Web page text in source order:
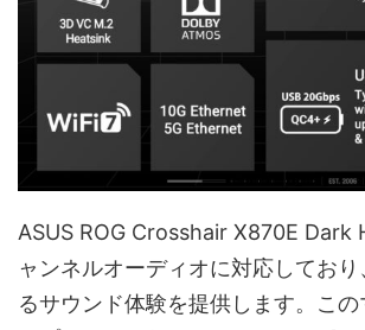
ASUS ROG Crosshair X870E Dark
ャンネルオーディオに対応してお
るサウンド体験を提供します。こ